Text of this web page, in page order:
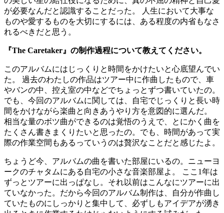
が必要なんだと認識することだった。 人生において大事な
ものや愛するものを大切にするには、ある程度の内省もなさ
れるべきだと思う。
『The Caretaker』の制作過程について教えてください。
このアルバムにはじっくりと時間をかけたいと心底望んでい
た。 過去のわたしの作品はツアー中に作曲したもので、車
やバンの中、控え室の中などでちょっとずつ書いていたの。
でも、今回のアルバムに関しては、自宅でじっくりと長い時
間をかけながら楽曲と向きあうやり方を意図的に選んだ。
相当な量のボツ曲ができるのは覚悟のうえで、とにかく曲を
たくさん書きまくりたいと思ったの。でも、時間があって実
際の作業空間もあるっていうのは贅沢なことだと感じたよ。
ちょうど今、アルバムの曲を書いた部屋にいるの。ニューヨ
ークのチャタムにある自宅の小さな音楽部屋よ。 ここ1年は
ずっとツアーに出っぱなし。それ以前はこんなにツアーに出
ていなかった。だから今回のアルバム制作は、自分が作曲し
ていたものにしっかりと集中して、必ずしもアイデアが湧き